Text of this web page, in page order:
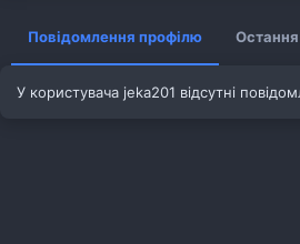
Повідомлення профілю Остання
У користувача jeka201 відсутні